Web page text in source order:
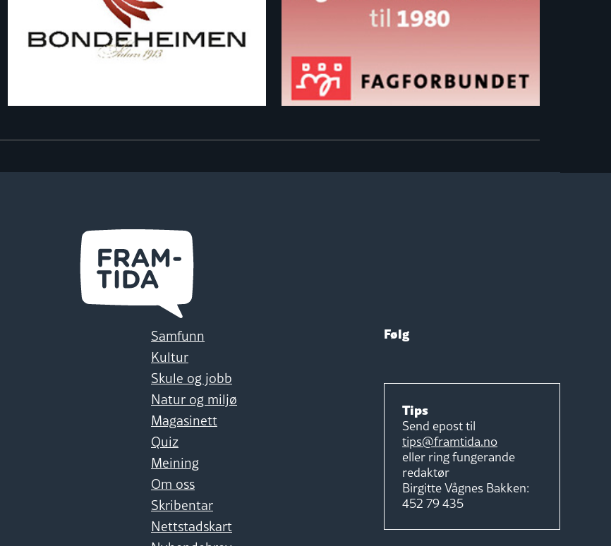
Samfunn
Kultur
Skule og jobb
Natur og miljø
Magasinett
Quiz
Meining
Om oss
Skribentar
Nettstadskart
Følg
Tips
Send epost til
tips@framtida.no
eller ring fungerande
redaktør
Birgitte Vågnes Bakken:
452 79 435